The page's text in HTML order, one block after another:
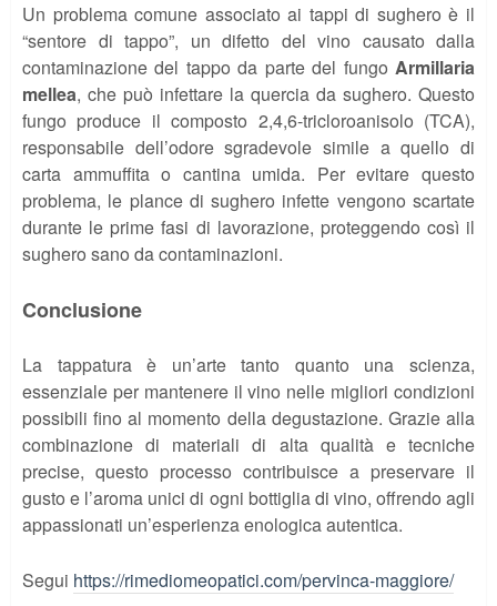
Un problema comune associato ai tappi di sughero è il
“sentore di tappo”, un difetto del vino causato dalla
contaminazione del tappo da parte del fungo Armillaria
mellea, che può infettare la quercia da sughero. Questo
fungo produce il composto 2,4,6-tricloroanisolo (TCA),
responsabile dell’odore sgradevole simile a quello di
carta ammuffita o cantina umida. Per evitare questo
problema, le plance di sughero infette vengono scartate
durante le prime fasi di lavorazione, proteggendo così il
sughero sano da contaminazioni.
Conclusione
La tappatura è un’arte tanto quanto una scienza,
essenziale per mantenere il vino nelle migliori condizioni
possibili fino al momento della degustazione. Grazie alla
combinazione di materiali di alta qualità e tecniche
precise, questo processo contribuisce a preservare il
gusto e l’aroma unici di ogni bottiglia di vino, offrendo agli
appassionati un’esperienza enologica autentica.
Segui https://rimediomeopatici.com/pervinca-maggiore/